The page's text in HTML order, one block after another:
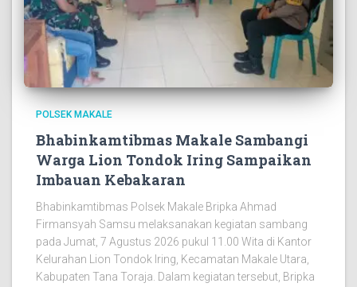
POLSEK MAKALE
Bhabinkamtibmas Makale Sambangi
Warga Lion Tondok Iring Sampaikan
Imbauan Kebakaran
Bhabinkamtibmas Polsek Makale Bripka Ahmad
Firmansyah Samsu melaksanakan kegiatan sambang
pada Jumat, 7 Agustus 2026 pukul 11.00 Wita di Kantor
Kelurahan Lion Tondok Iring, Kecamatan Makale Utara,
Kabupaten Tana Toraja. Dalam kegiatan tersebut, Bripka